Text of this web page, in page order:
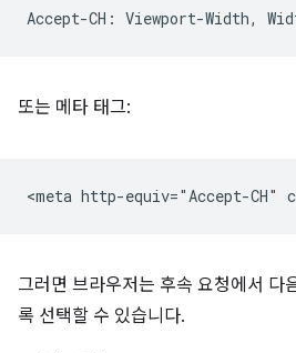
또는 메타 태그:
그러면 브라우저는 후속 요청에서 다
록 선택할 수 있습니다.